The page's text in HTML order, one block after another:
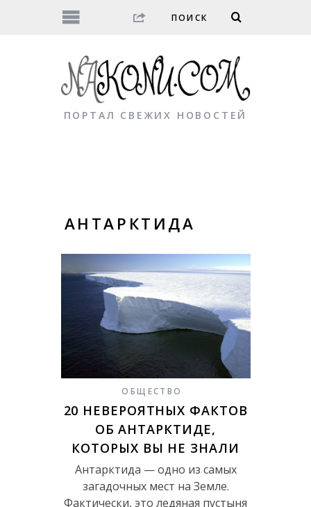
ПОРТАЛ СВЕЖИХ НОВОСТЕЙ
АНТАРКТИДА
ОБЩЕСТВО
20 НЕВЕРОЯТНЫХ ФАКТОВ
ОБ АНТАРКТИДЕ,
КОТОРЫХ ВЫ НЕ ЗНАЛИ
Антарктида — одно из самых
загадочных мест на Земле.
Фактически, это ледяная пустыня